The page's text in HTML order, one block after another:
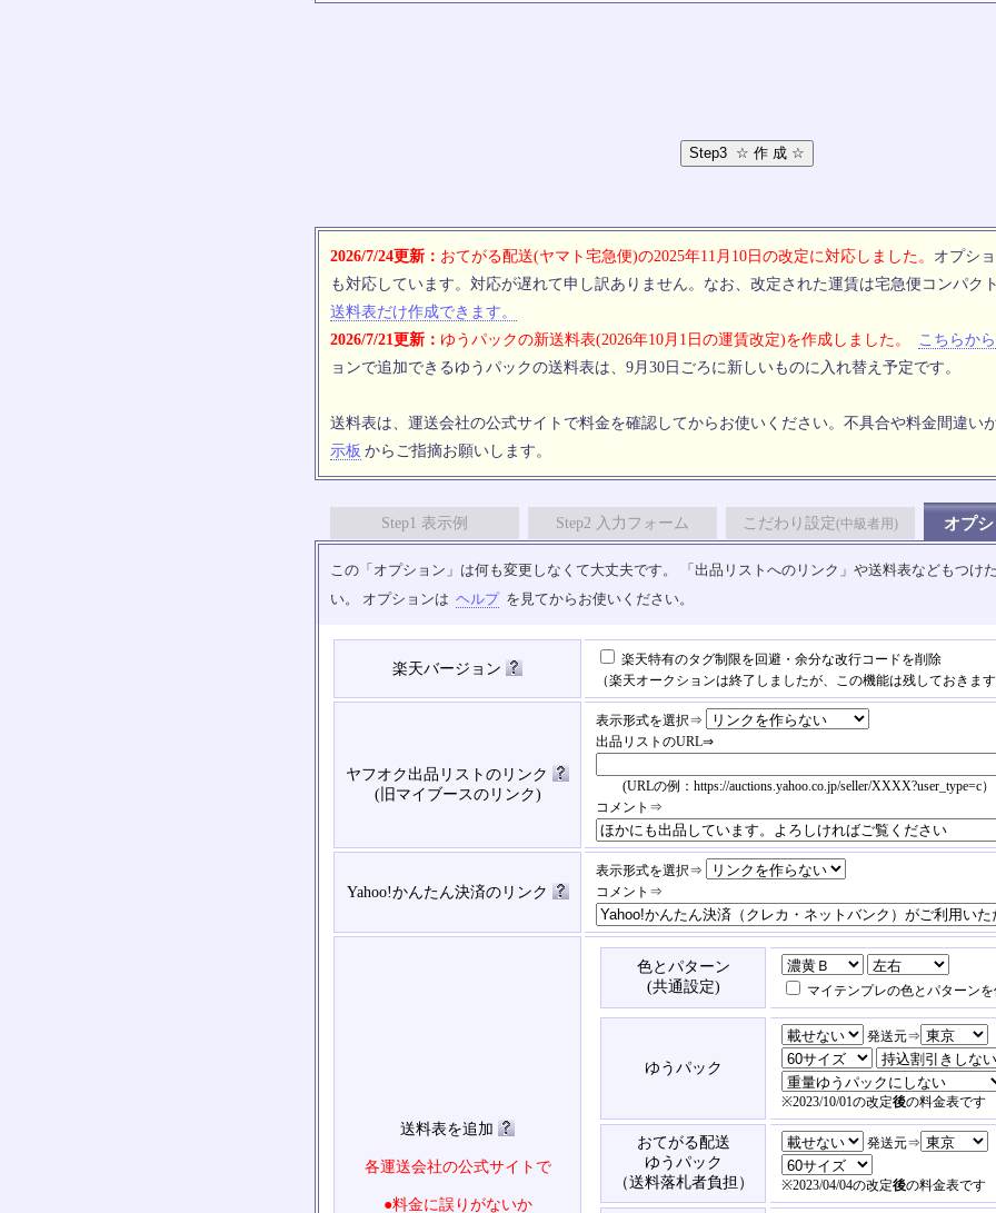
2026/7/24更新： おてがる配送(ヤマト宅急便)の2025年11月10日の改定に対応しました。 オプシ
も対応しています。対応が遅れて申し訳ありません。なお、改定された運賃は宅急便コンパク
送料表だけ作成できます。
2026/7/21更新： ゆうパックの新送料表(2026年10月1日の運賃改定)を作成しました。
こちらか
ョンで追加できるゆうパックの送料表は、9月30日ごろに新しいものに入れ替え予定です。
送料表は、運送会社の公式サイトで料金を確認してからお使いください。不具合や料金間違い
示板 からご指摘お願いします。
Step1 表示例 Step2 入力フォーム こだわり設定(中級者用) オプ
この「オプション」は何も変更しなくて大丈夫です。 「出品リストへのリンク」や送料表などもつけ
い。 オプションは ヘルプ を見てからお使いください。
楽天バージョン
楽天特有のタグ制限を回避・余分な改行コードを削除
（楽天オークションは終了しましたが、この機能は残しておきま
ヤフオク出品リストのリンク
(旧マイブースのリンク)
表示形式を選択⇒
出品リストのURL⇒
(URLの例：https://auctions.yahoo.co.jp/seller/XXXX?user_type=c）
コメント⇒
Yahoo!かんたん決済のリンク
表示形式を選択⇒
コメント⇒
送料表を追加
各運送会社の公式サイトで
●料金に誤りがないか
色とパターン
(共通設定)
マイテンプレの色とパターン
ゆうパック
発送元⇒
※2023/10/01の改定後の料金表です
おてがる配送
ゆうパック
（送料落札者負担）
発送元⇒
※2023/04/04の改定後の料金表です